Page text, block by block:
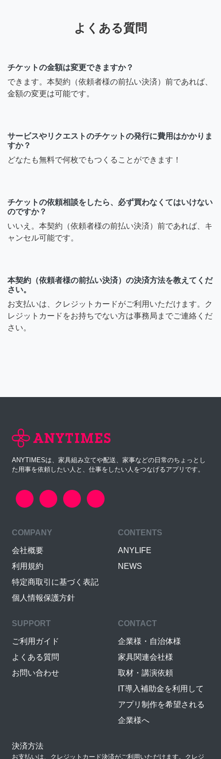
よくある質問
チケットの金額は変更できますか？
できます。本契約（依頼者様の前払い決済）前であれば、
金額の変更は可能です。
サービスやリクエストのチケットの発行に費用はかかりま
すか？
どなたも無料で何枚でもつくることができます！
チケットの依頼相談をしたら、必ず買わなくてはいけない
のですか？
いいえ。本契約（依頼者様の前払い決済）前であれば、キ
ャンセル可能です。
本契約（依頼者様の前払い決済）の決済方法を教えてくだ
さい。
お支払いは、クレジットカードがご利用いただけます。ク
レジットカードをお持ちでない方は事務局までご連絡くだ
さい。
ANYTIMESは、家具組み立てや配送、家事などの日常のちょっとし
た用事を依頼したい人と、仕事をしたい人をつなげるアプリです。
COMPANY
会社概要
利用規約
特定商取引に基づく表記
個人情報保護方針
CONTENTS
ANYLIFE
NEWS
SUPPORT
ご利用ガイド
よくある質問
お問い合わせ
CONTACT
企業様・自治体様
家具関連会社様
取材・講演依頼
IT導入補助金を利用して
アプリ制作を希望される
企業様へ
決済方法
お支払いは、クレジットカード決済がご利用いただけます。クレジ